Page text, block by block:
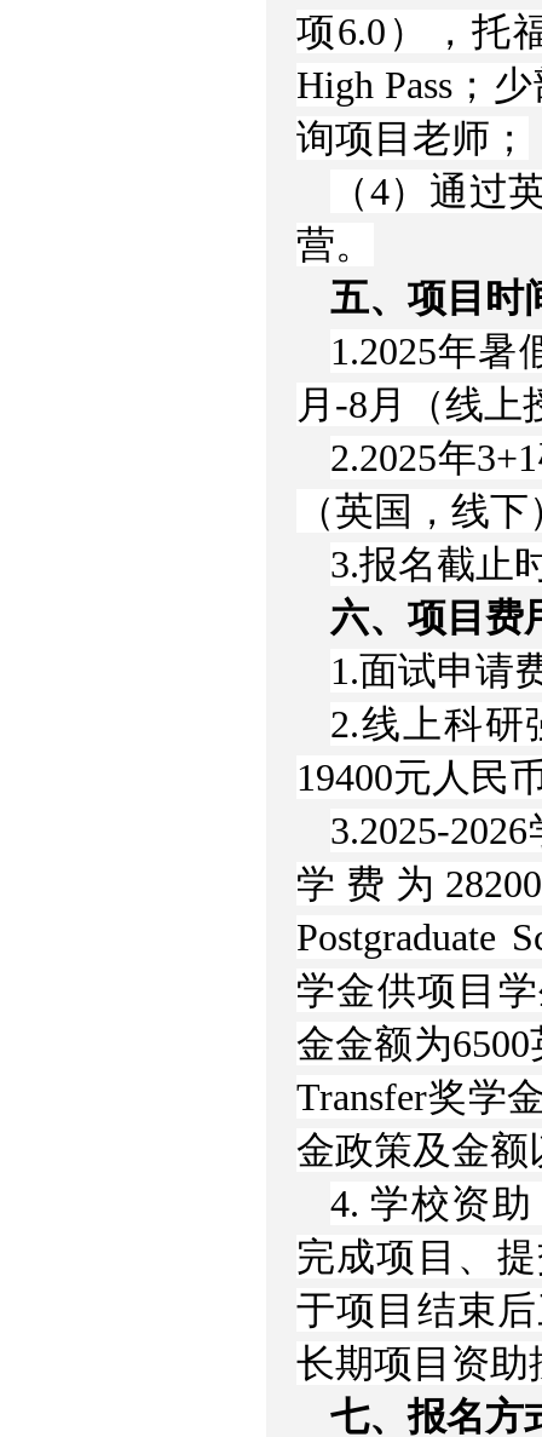
项6.0），托
High Pass；
询项目老师；
（4）通过
营。
五、项目时
1.2025年暑
月-8月（线上
2.2025年
（英国，线下
3.报名截止
六、项目费
1.面试申请
2.线上科研
19400元人民
3.2025-
学费为
Postgraduate
学金供项目
金金额为6500
Transfer奖学
金政策及金额
4. 学校资
完成项目、
于项目结束
长期项目资助
七、报名方